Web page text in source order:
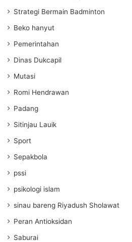
Strategi Bermain Badminton
Beko hanyut
Pemerintahan
Dinas Dukcapil
Mutasi
Romi Hendrawan
Padang
Sitinjau Lauik
Sport
Sepakbola
pssi
psikologi islam
sinau bareng Riyadush Sholawat
Peran Antioksidan
Saburai